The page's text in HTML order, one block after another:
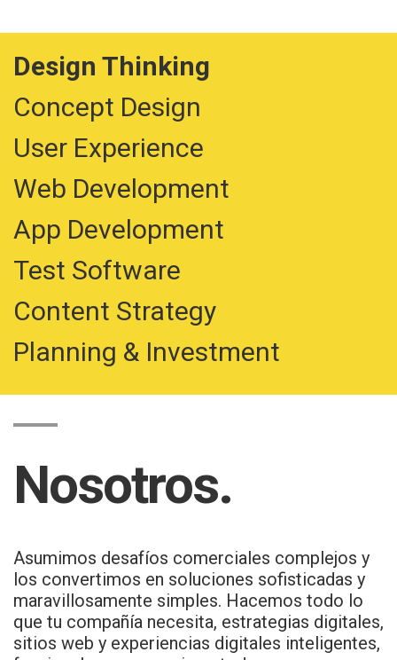
Design Thinking
Concept Design
User Experience
Web Development
App Development
Test Software
Content Strategy
Planning & Investment
Nosotros.
Asumimos desafíos comerciales complejos y
los convertimos en soluciones sofisticadas y
maravillosamente simples. Hacemos todo lo
que tu compañía necesita, estrategias digitales,
sitios web y experiencias digitales inteligentes,